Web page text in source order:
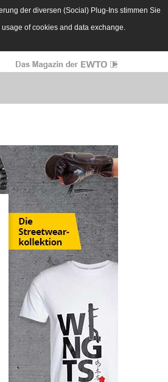
der diversen (Social) Plug-Ins stimmen Sie
of cookies and data exchange.